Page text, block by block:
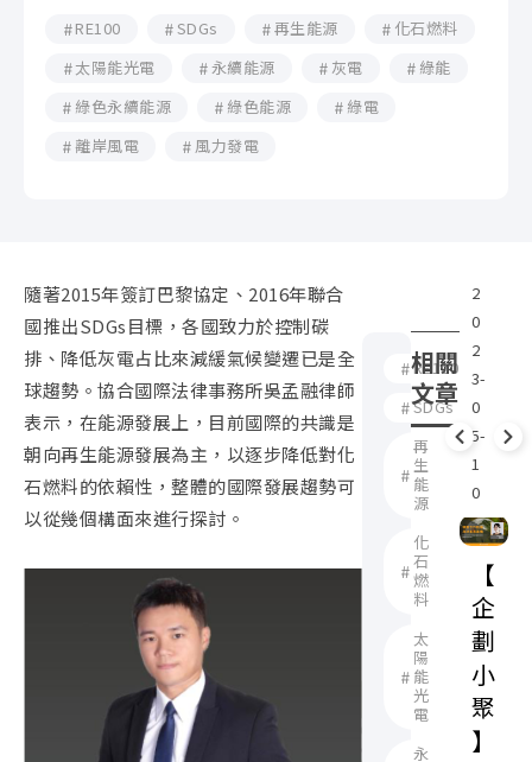
RE100 SDGs 再生能源
化石燃料
太陽能光電
永續能源 灰電
綠能
綠色永續能源
綠色能源
綠電
離岸風電
風力發電
隨著2015年簽訂巴黎協定、 2016年聯合
國推出SDGs目標，各國致力於控制碳
排、降低灰電占比來減緩氣候變遷已是全
球趨勢。協合國際法律事務所吳孟融律師
表示，在能源發展上，目前國際的共識是
朝向再生能源發展為主，以逐步降低對化
石燃料的依賴性，整體的國際發展趨勢可
以從幾個構面來進行探討。
RE100
SDGs
再
生
能
源
化
石
燃
料
太
陽
能
光
電
永
相關
文章
2
0
2
3-
0
5-
1
0
【
企
劃
小
聚
】